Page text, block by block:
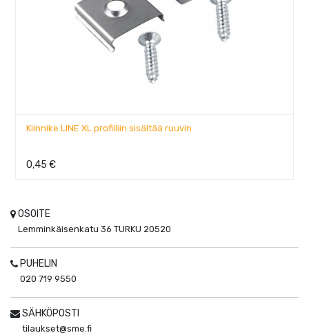
Kiinnike LINE XL profiiliin sisältää ruuvin
0,45€
OSOITE
Lemminkäisenkatu 36 TURKU 20520
PUHELIN
020 719 9550
SÄHKÖPOSTI
tilaukset@sme.fi